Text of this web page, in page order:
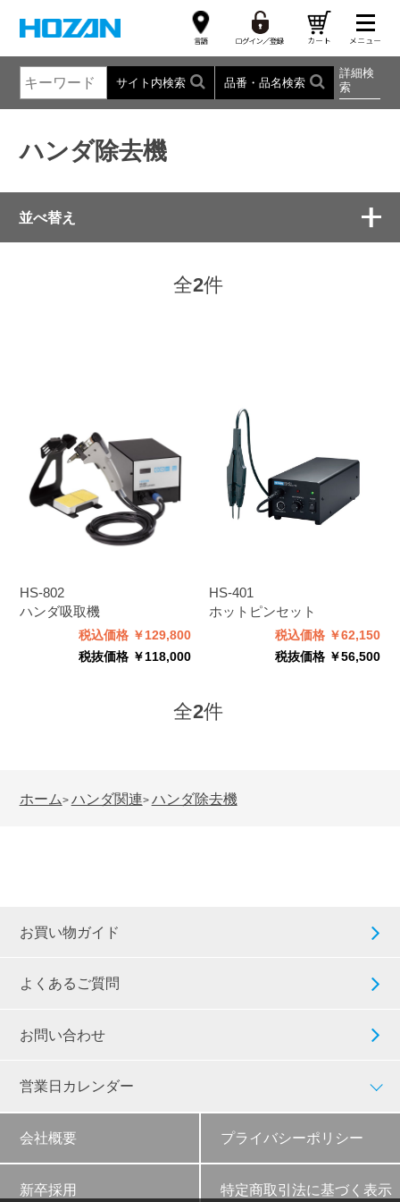
サイト内検索 品番・品名検索
詳細検
索
ハンダ除去機
並べ替え
全2件
HS-802
ハンダ吸取機
税込価格 ￥129,800
税抜価格 ￥118,000
HS-401
ホットピンセット
税込価格 ￥62,150
税抜価格 ￥56,500
全2件
ホーム> ハンダ関連> ハンダ除去機
お買い物ガイド
よくあるご質問
お問い合わせ
営業日カレンダー
会社概要 プライバシーポリシー
新卒採用 特定商取引法に基づく表示